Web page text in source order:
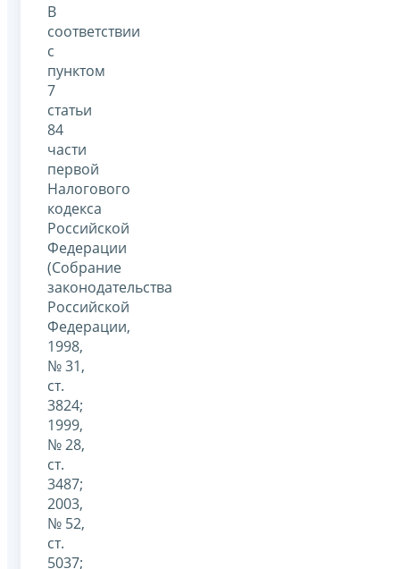
В
соответствии
с
пунктом
7
статьи
84
части
первой
Налогового
кодекса
Российской
Федерации
(Собрание
законодательства
Российской
Федерации,
1998,
№ 31,
ст.
3824;
1999,
№ 28,
ст.
3487;
2003,
№ 52,
ст.
5037;